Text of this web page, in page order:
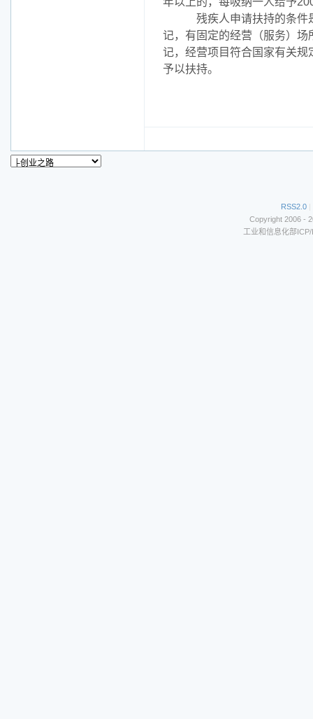
残疾人申请扶持的条件
记，有固定的经营（服务）
记，经营项目符合国家有关
予以扶持。
RSS2.0 |
Copyright 2006 -
工业和信息化部